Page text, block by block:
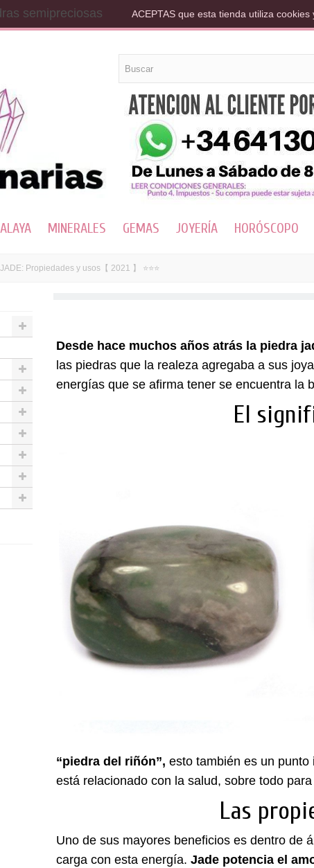
ACEPTAS que esta tienda utiliza
semipreciosas
MINERALES GEMAS JOYERÍA HORÓSCOPO
Propiedades y usos【 2021 】 ⭐⭐⭐
Desde hace muchos años atrás la piedra
las piedras que la realeza agregaba a sus
energías que se afirma tener se encuentra la
El
“piedra del riñón”, esto también es un
está relacionado con la salud, sobre todo
Las
Uno de sus mayores beneficios es dentro de
carga con esta energía.Jade potencia el